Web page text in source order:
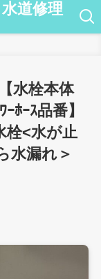
道修理
水栓本体
ﾎｰｽ品番】
栓<水が止
水漏れ＞